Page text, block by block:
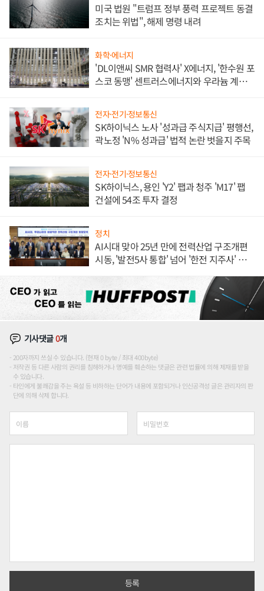
미국 법원 "트럼프 정부 풍력 프로젝트 동결
조치는 위법", 해제 명령 내려
화학·에너지
'DL이앤씨 SMR 협력사' X에너지, '한수원 포
스코 동맹' 센트러스에너지와 우라늄 계약
전자·전기·정보통신
SK하이닉스 노사 '성과급 주식지급' 평행선,
곽노정 'N% 성과급' 법적 논란 벗을지 주목
전자·전기·정보통신
SK하이닉스, 용인 'Y2' 팹과 청주 'M17' 팹
건설에 54조 투자 결정
정치
AI시대 맞아 25년 만에 전력산업 구조개편
시동, '발전5사 통합' 넘어 '한전 지주사' 재편
기사댓글0개
200자까지 쓰실 수 있습니다. (현재 0 byte / 최대 400byte)
저작권 등 다른 사람의 권리를 침해하거나 명예를 훼손하는 댓글은 관련 법률에 의해 제재를 받을
수 있습니다.
타인에게 불쾌감을 주는 욕설 등 비하하는 단어가 내용에 포함되거나 인신공격성 글은 관리자의 판
단에 의해 삭제 합니다.